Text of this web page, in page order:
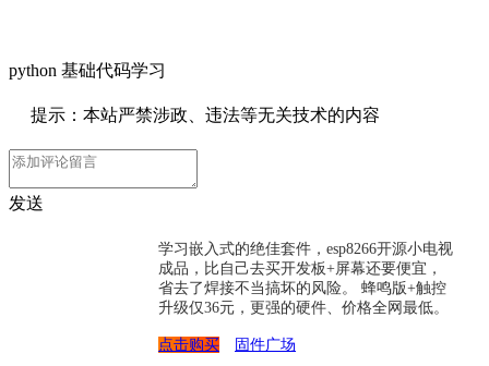
python 基础代码学习
提示：本站严禁涉政、违法等无关技术的内容
发送
学习嵌入式的绝佳套件，esp8266开源小电视
成品，比自己去买开发板+屏幕还要便宜，
省去了焊接不当搞坏的风险。 蜂鸣版+触控
升级仅36元，更强的硬件、价格全网最低。
点击购买 固件广场